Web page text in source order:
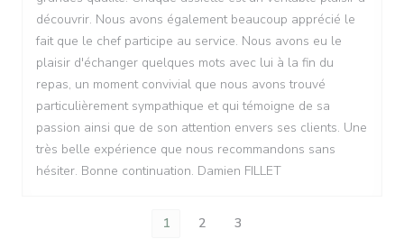
découvrir. Nous avons également beaucoup apprécié le
fait que le chef participe au service. Nous avons eu le
plaisir d'échanger quelques mots avec lui à la fin du
repas, un moment convivial que nous avons trouvé
particulièrement sympathique et qui témoigne de sa
passion ainsi que de son attention envers ses clients. Une
très belle expérience que nous recommandons sans
hésiter. Bonne continuation. Damien FILLET
1 2 3